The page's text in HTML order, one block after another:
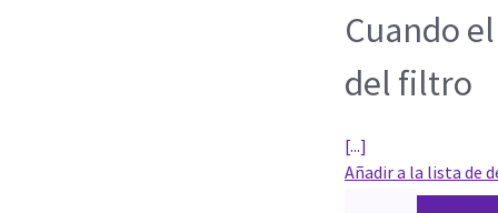
Cuando
del filtro
[...]
Añadir a la lista de